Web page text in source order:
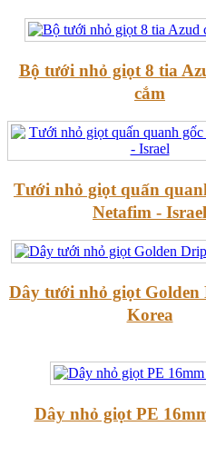
Bộ tưới nhỏ giọt 8 tia
cắm
Tưới nhỏ giọt quấn
Netafim - Israel
Dây tưới nhỏ giọt Golden
Korea
Dây nhỏ giọt PE